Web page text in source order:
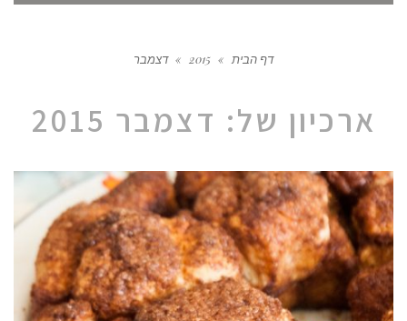
דף הבית »
2015
» דצמבר
ארכיון של: דצמבר 2015